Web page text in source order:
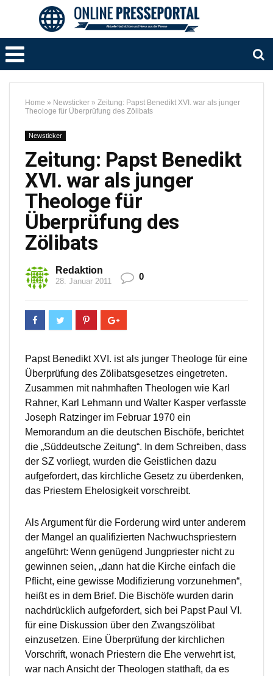
Home » Newsticker » Zeitung: Papst Benedikt XVI. war als junger
Theologe für Überprüfung des Zölibats
Newsticker
Zeitung: Papst Benedikt
XVI. war als junger
Theologe für
Überprüfung des
Zölibats
Redaktion
28. Januar 2011 0
Papst Benedikt XVI. ist als junger Theologe für eine
Überprüfung des Zölibatsgesetzes eingetreten.
Zusammen mit nahmhaften Theologen wie Karl
Rahner, Karl Lehmann und Walter Kasper verfasste
Joseph Ratzinger im Februar 1970 ein
Memorandum an die deutschen Bischöfe, berichtet
die „Süddeutsche Zeitung“. In dem Schreiben, dass
der SZ vorliegt, wurden die Geistlichen dazu
aufgefordert, das kirchliche Gesetz zu überdenken,
das Priestern Ehelosigkeit vorschreibt.
Als Argument für die Forderung wird unter anderem
der Mangel an qualifizierten Nachwuchspriestern
angeführt: Wenn genügend Jungpriester nicht zu
gewinnen seien, „dann hat die Kirche einfach die
Pflicht, eine gewisse Modifizierung vorzunehmen“,
heißt es in dem Brief. Die Bischöfe wurden darin
nachdrücklich aufgefordert, sich bei Papst Paul VI.
für eine Diskussion über den Zwangszölibat
einzusetzen. Eine Überprüfung der kirchlichen
Vorschrift, wonach Priestern die Ehe verwehrt ist,
war nach Ansicht der Theologen statthaft, da es